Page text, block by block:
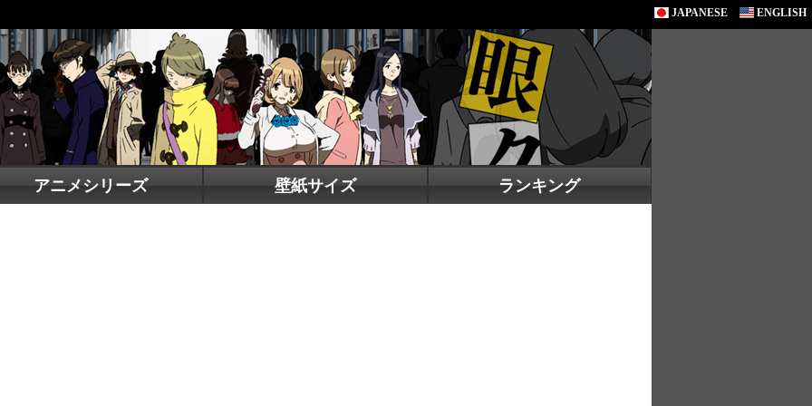
JAPANESE ENGLISH
アニメシリーズ 壁紙サイズ ランキング